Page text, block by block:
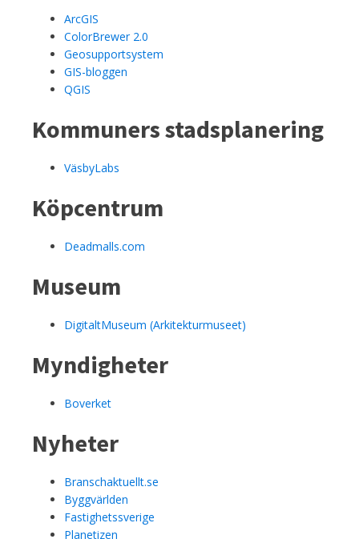
ArcGIS
ColorBrewer 2.0
Geosupportsystem
GIS-bloggen
QGIS
Kommuners stadsplanering
VäsbyLabs
Köpcentrum
Deadmalls.com
Museum
DigitaltMuseum (Arkitekturmuseet)
Myndigheter
Boverket
Nyheter
Branschaktuellt.se
Byggvärlden
Fastighetssverige
Planetizen